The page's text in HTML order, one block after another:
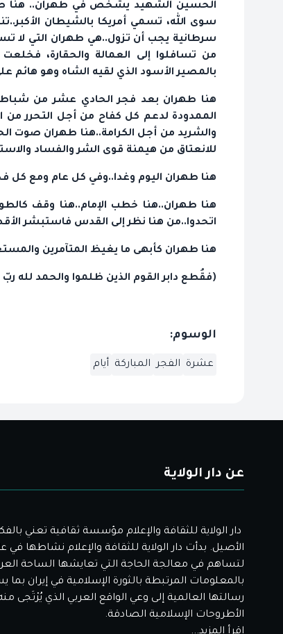
الحسين الشهيد يشخص في طهران.. هنا
سوى الله، تسمي أمريكا بالشيطان
سرطانية يجب أن تزول..هي طهران التي لا
من تسافلوا إلى العمالة والحقارة،
بالمصير الأسود الذي لقيه الشاه وهو
هنا طهران بعد فجر الحادي عشر من
الممدودة لدعم كل كفاح من أجل التحرر
والشريد من أجل الكرامة..هنا طهران صوت
للانعتاق من هيمنة قوى الشر والفساد
هنا طهران اليوم وغدا..وفي كل عام ومع كل
هنا طهران..هنا خطب الإمام..هنا وقف
اتحدوا..من هنا نظر إلى القدس فاستبشر
هنا طهران كأبهى ما يغيظ المتآمرين
(فقُطع دابر القوم الذين ظلموا والحمد لله ربّ
الوسوم:
عشرة الفجر المباركة أيام
عن دار الولاية
دار الولاية للثقافة والإعلام مؤسسة ثقافية تعني
لتساهم في معالجة الحاجة التي تعايشها الساحة
بالمعلومات المرتبطة بالثورة الإسلامية في إيران
رسالتها العالمية إلى وعي الواقع العربي الذي يُرْتَجى
الأطروحات الإسلامية الصادقة.